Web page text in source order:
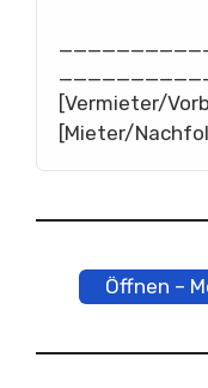
[Vermieter/
[Mieter/
Öffnen –